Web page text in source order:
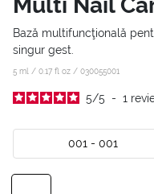
Bază multifuncţională
singur gest.
5 ml / 0.17 fl oz / 030055001
5/5 - 1
001 - 001